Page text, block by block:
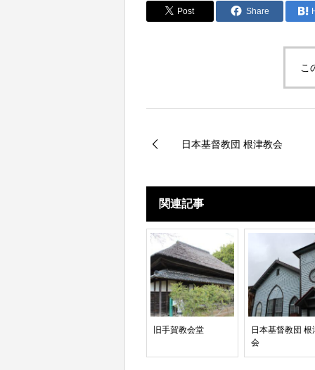
Post Share
こ
日本基督教団 根津教会
関連記事
旧手賀教会堂
日本基督教団 根
会